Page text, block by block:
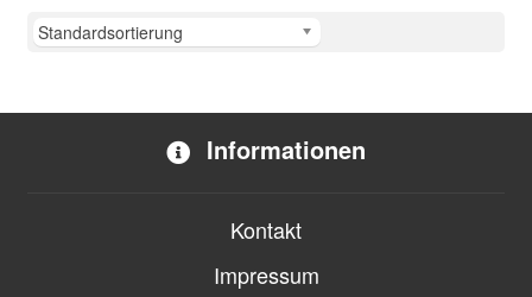
Informationen
Kontakt
Impressum